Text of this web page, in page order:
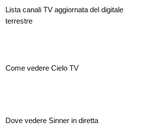
Lista canali TV aggiornata del digitale
terrestre
Come vedere Cielo TV
Dove vedere Sinner in diretta